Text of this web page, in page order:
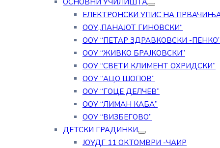
ОСНОВНИ УЧИЛИШТА
ЕЛЕКТРОНСКИ УПИС НА
ООУ„ПАНАЈОТ ГИНОВСКИ“
ООУ “ПЕТАР ЗДРАВКОВСКИ -ПЕНКО”
ООУ “ЖИВКО БРАЈКОВСКИ”
ООУ “СВЕТИ КЛИМЕНТ ОХРИДСКИ”
ООУ “АЦО ШОПОВ”
ООУ “ГОЦЕ ДЕЛЧЕВ”
ООУ “ЛИМАН КАБА”
ООУ “ВИЗБЕГОВО”
ДЕТСКИ ГРАДИНКИ
ЈОУДГ 11 ОКТОМВРИ -ЧАИР